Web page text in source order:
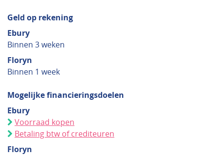
Geld op rekening
Ebury
Binnen 3 weken
Floryn
Binnen 1 week
Mogelijke financieringsdoelen
Ebury
Voorraad kopen
Betaling btw of crediteuren
Floryn